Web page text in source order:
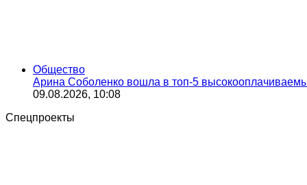
Общество
Арина Соболенко вошла в топ-5
09.08.2026, 10:08
Спецпроекты